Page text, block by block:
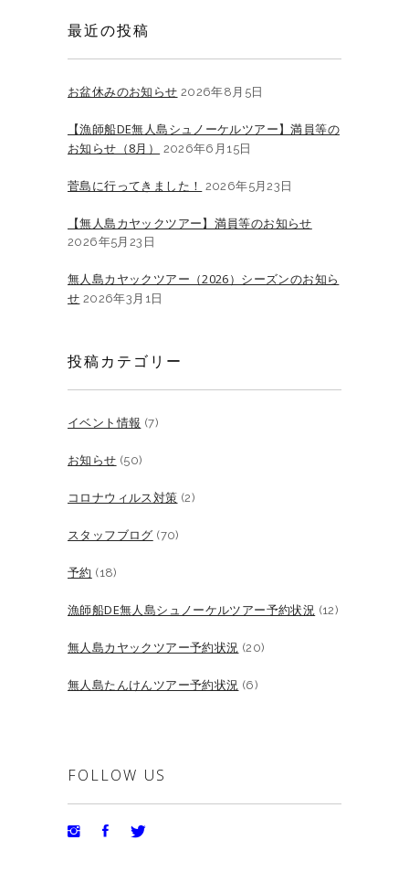
最近の投稿
お盆休みのお知らせ 2026年8月5日
【漁師船DE無人島シュノーケルツアー】満員等の
お知らせ（8月）
2026年6月15日
菅島に行ってきました！ 2026年5月23日
【無人島カヤックツアー】満員等のお知らせ
2026年5月23日
無人島カヤックツアー（2026）シーズンのお知ら
せ 2026年3月1日
投稿カテゴリー
イベント情報 (7)
お知らせ (50)
コロナウィルス対策 (2)
スタッフブログ (70)
予約 (18)
漁師船DE無人島シュノーケルツアー予約状況 (12)
無人島カヤックツアー予約状況 (20)
無人島たんけんツアー予約状況 (6)
FOLLOW US